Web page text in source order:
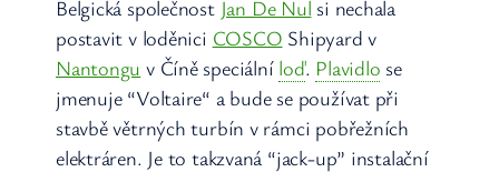
Belgická společnost Jan De Nul si nechala
postavit v loděnici COSCO Shipyard v
Nantongu v Číně speciální loď. Plavidlo se
jmenuje “Voltaire“ a bude se používat při
stavbě větrných turbín v rámci pobřežních
elektráren. Je to takzvaná “jack-up” instalační